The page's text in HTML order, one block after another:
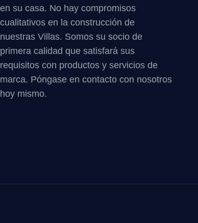
en su casa. No hay compromisos
cualitativos en la construcción de
nuestras Villas. Somos su socio de
primera calidad que satisfará sus
requisitos con productos y servicios de
marca. Póngase en contacto con nosotros
hoy mismo.